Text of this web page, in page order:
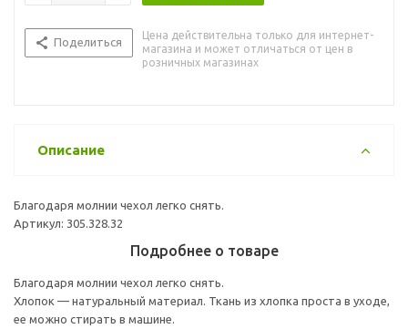
Поделиться
Цена действительна только для интернет-
магазина и может отличаться от цен в
розничных магазинах
Описание
Благодаря молнии чехол легко снять.
Артикул: 305.328.32
Подробнее о товаре
Благодаря молнии чехол легко снять.
Хлопок — натуральный материал. Ткань из хлопка проста в уходе,
ее можно стирать в машине.